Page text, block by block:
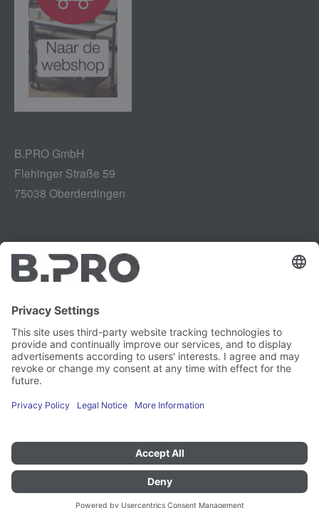
B.PRO GmbH
Flehinger Straße 59
75038 Oberderdingen
Impressum
Gegevensbescherming
Juridisch
Kwetsbaarheidsrapport
Carrière
Pers
Nieuwsbrief
YouTube